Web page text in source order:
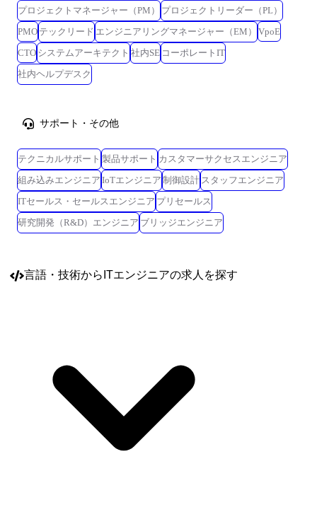
プロジェクトマネージャー（PM）
プロジェクトリーダー（PL）
PMO テックリード エンジニアリングマネージャー（EM）
VpoE
CTO システムアーキテクト 社内SE コーポレートIT
社内ヘルプデスク
サポート・その他
テクニカルサポート 製品サポート カスタマーサクセスエンジニア
組み込みエンジニア IoTエンジニア 制御設計 スタッフエンジニア
ITセールス・セールスエンジニア プリセールス
研究開発（R&D）エンジニア ブリッジエンジニア
言語・技術からITエンジニアの求人を探す